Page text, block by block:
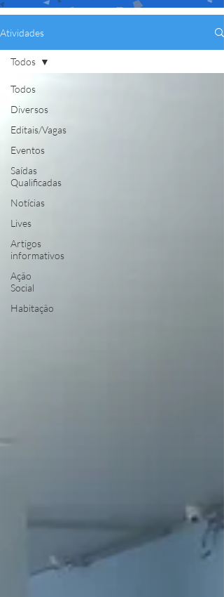
Atividades
Todos
Diversos
Editais/Vagas
Eventos
Saídas
Qualificadas
Notícias
Lives
Artigos
informativos
Ação
Social
Habitação
Todos